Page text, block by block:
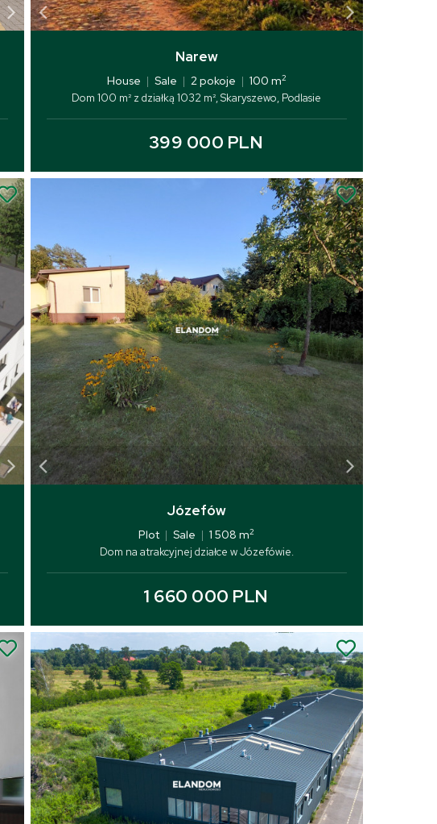
Narew
House | Sale | 2 pokoje | 100 m2
Dom 100 m² z działką 1032 m², Skaryszewo, Podlasie
399 000 PLN
Józefów
Plot | Sale | 1 508 m2
Dom na atrakcyjnej działce w Józefówie.
1 660 000 PLN